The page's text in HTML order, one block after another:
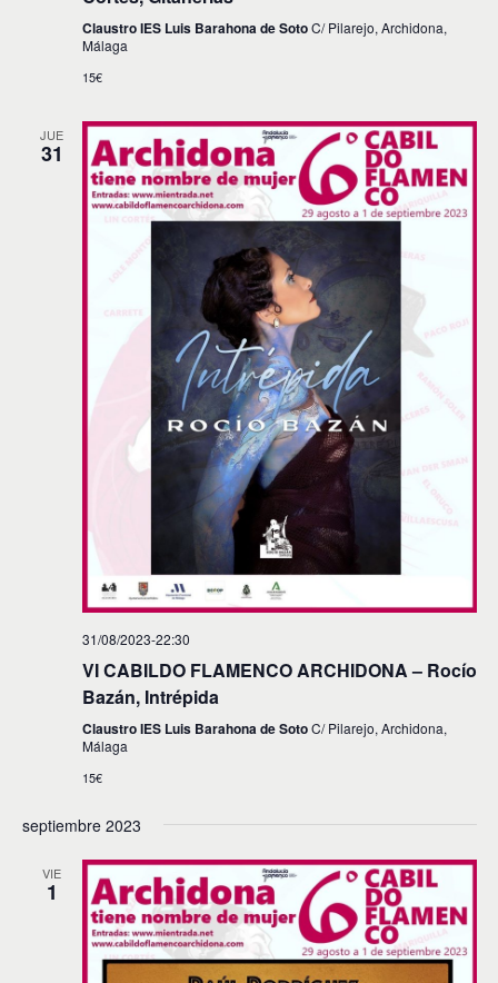
Claustro IES Luis Barahona de SotoC/ Pilarejo, Archidona,
Málaga
15€
JUE
31
31/08/2023-22:30
VI CABILDO FLAMENCO ARCHIDONA – Rocío
Bazán, Intrépida
Claustro IES Luis Barahona de SotoC/ Pilarejo, Archidona,
Málaga
15€
septiembre 2023
VIE
1